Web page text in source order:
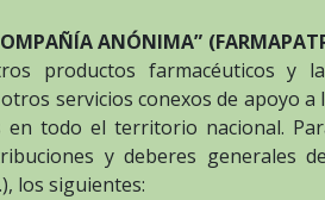
ANÓNIMA”
productos farmacéuticos y
servicios conexos de apoyo a
en todo el territorio nacional.
y deberes generales de
los siguientes: